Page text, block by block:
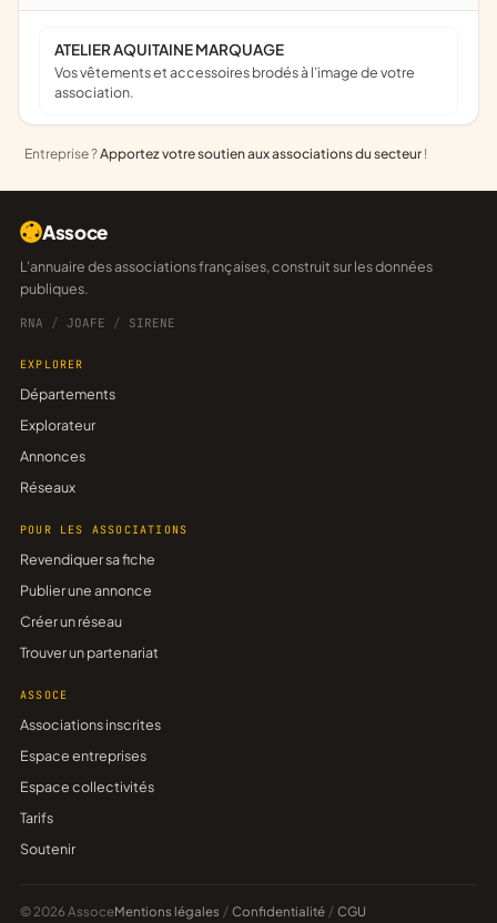
ATELIER AQUITAINE MARQUAGE
Vos vêtements et accessoires brodés à l’image de votre
association.
Entreprise ?Apportez votre soutien aux associations du secteur !
Assoce
L'annuaire des associations françaises, construit sur les données
publiques.
RNA / JOAFE / SIRENE
EXPLORER
Départements
Explorateur
Annonces
Réseaux
POUR LES ASSOCIATIONS
Revendiquer sa fiche
Publier une annonce
Créer un réseau
Trouver un partenariat
ASSOCE
Associations inscrites
Espace entreprises
Espace collectivités
Tarifs
Soutenir
© 2026 AssoceMentions légales / Confidentialité / CGU